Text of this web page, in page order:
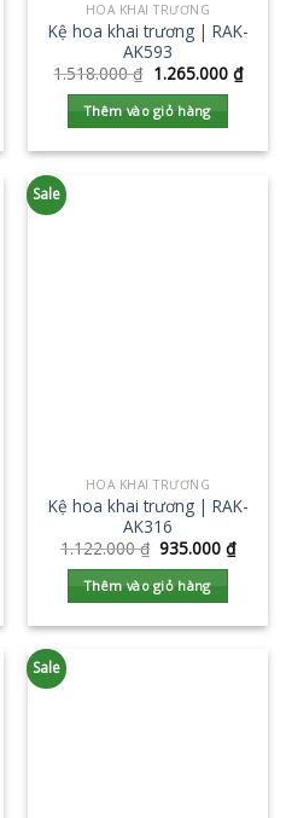
HOA KHAI TRƯƠNG
Kệ hoa khai trương | RAK-
AK593
1.518.000₫ 1.265.000 ₫
Thêm vào giỏ hàng
Sale
HOA KHAI TRƯƠNG
Kệ hoa khai trương | RAK-
AK316
1.122.000₫ 935.000₫
Thêm vào giỏ hàng
Sale